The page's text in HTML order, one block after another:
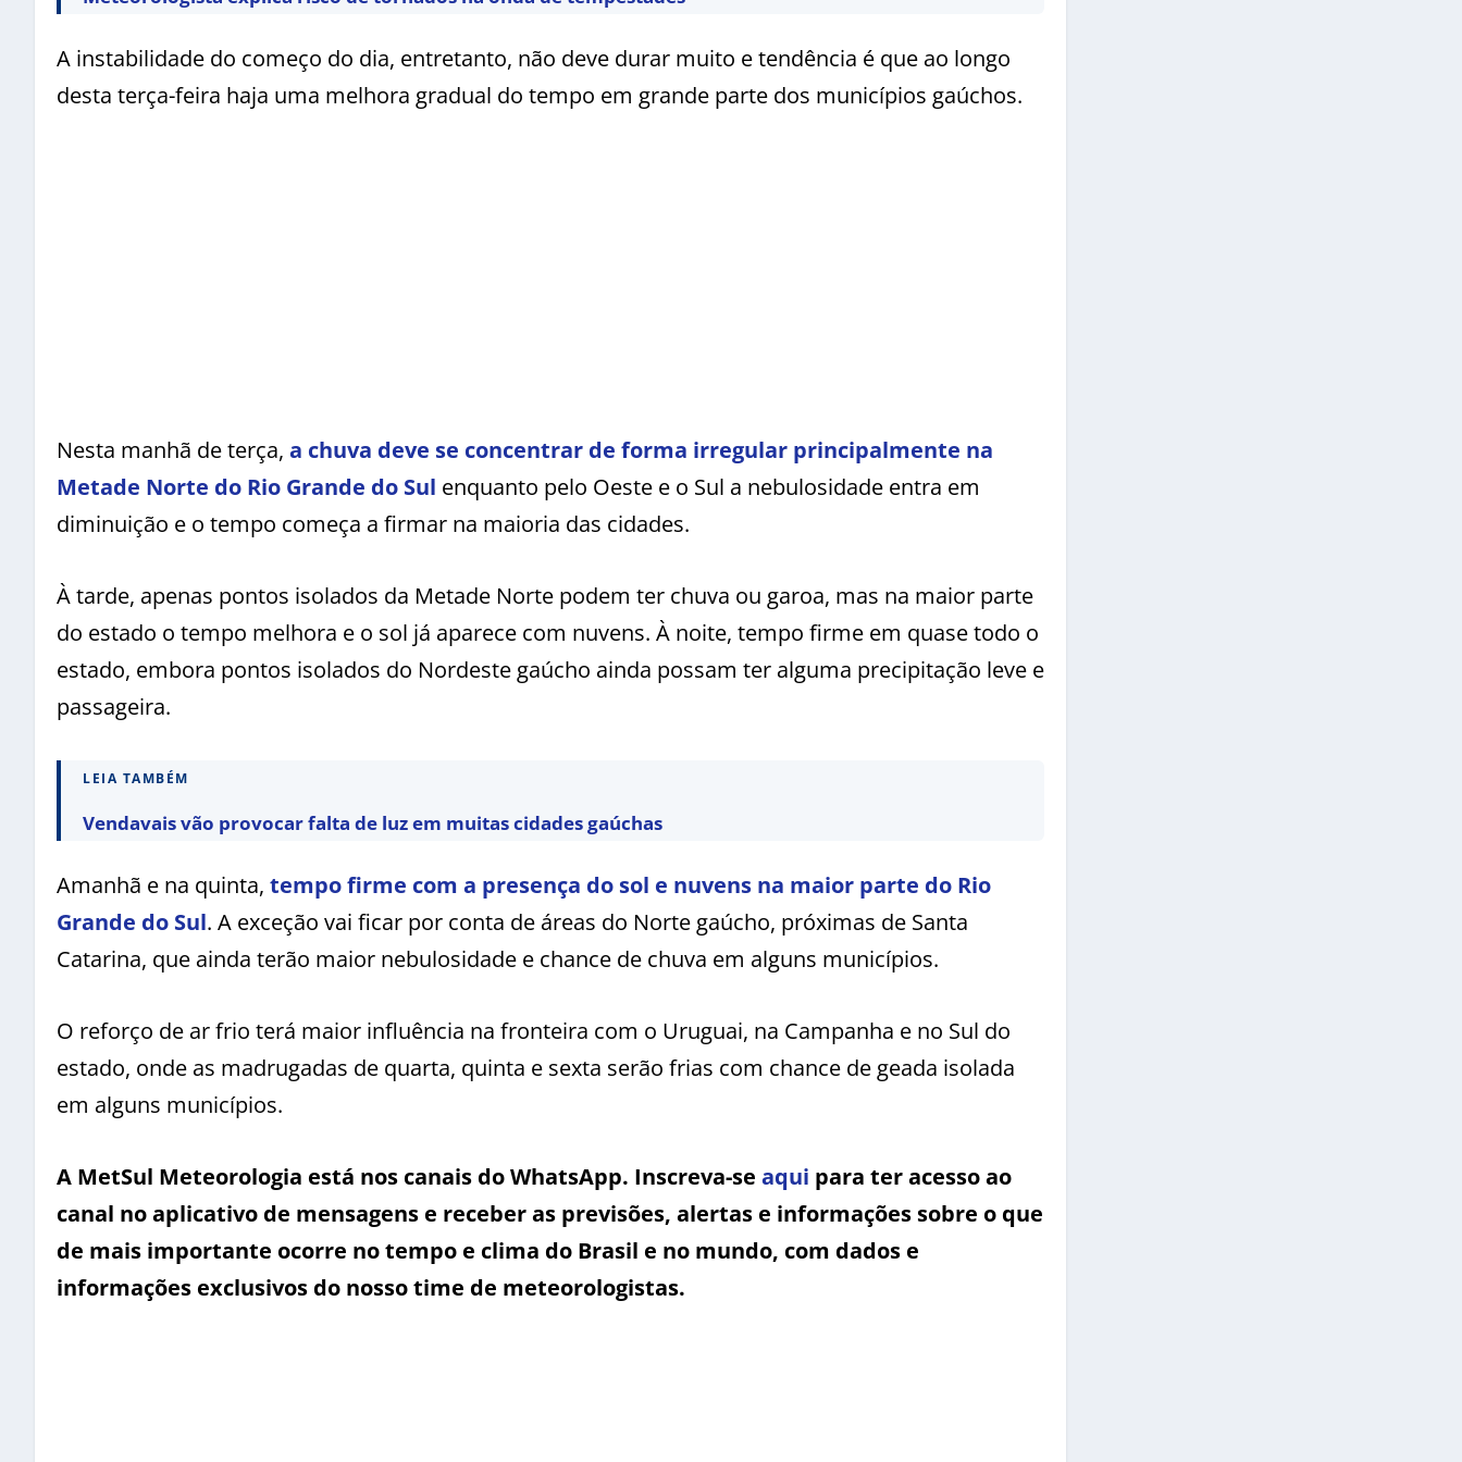
A instabilidade do começo do dia, entretanto, não deve durar muito e tendência é que ao longo
desta terça-feira haja uma melhora gradual do tempo em grande parte dos municípios gaúchos.
Nesta manhã de terça, a chuva deve se concentrar de forma irregular principalmente na
Metade Norte do Rio Grande do Sul enquanto pelo Oeste e o Sul a nebulosidade entra em
diminuição e o tempo começa a firmar na maioria das cidades.
À tarde, apenas pontos isolados da Metade Norte podem ter chuva ou garoa, mas na maior parte
do estado o tempo melhora e o sol já aparece com nuvens. À noite, tempo firme em quase todo o
estado, embora pontos isolados do Nordeste gaúcho ainda possam ter alguma precipitação leve e
passageira.
LEIA TAMBÉM
Vendavais vão provocar falta de luz em muitas cidades gaúchas
Amanhã e na quinta, tempo firme com a presença do sol e nuvens na maior parte do Rio
Grande do Sul. A exceção vai ficar por conta de áreas do Norte gaúcho, próximas de Santa
Catarina, que ainda terão maior nebulosidade e chance de chuva em alguns municípios.
O reforço de ar frio terá maior influência na fronteira com o Uruguai, na Campanha e no Sul do
estado, onde as madrugadas de quarta, quinta e sexta serão frias com chance de geada isolada
em alguns municípios.
A MetSul Meteorologia está nos canais do WhatsApp. Inscreva-se aqui para ter acesso ao
canal no aplicativo de mensagens e receber as previsões, alertas e informações sobre o que
de mais importante ocorre no tempo e clima do Brasil e no mundo, com dados e
informações exclusivos do nosso time de meteorologistas.